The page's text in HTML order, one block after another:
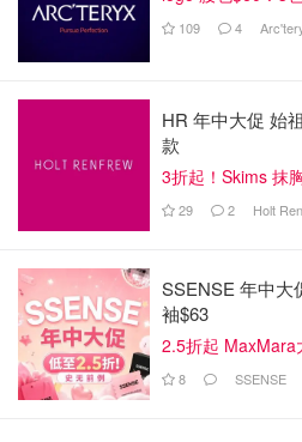
以通过完成小游戏增加游戏时长
合，加强沟通。
109 4
HR 年中大促 始
款
3折起！Skims 抹
29 2 Holt
SSENSE 年中大
袖$63
2.5折起
8 SSENSE